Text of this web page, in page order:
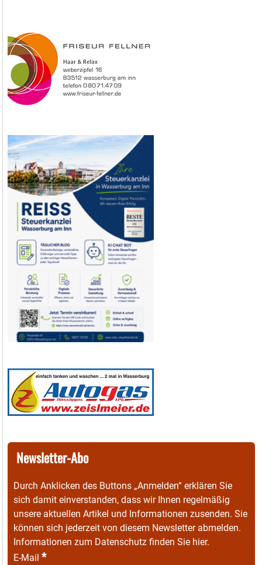
Newsletter-Abo
Durch Anklicken des Buttons „Anmelden“ erklären Sie
sich damit einverstanden, dass wir Ihnen regelmäßig
unsere aktuellen Artikel und Informationen zusenden. Sie
können sich jederzeit von diesem Newsletter abmelden.
Informationen zum Datenschutz finden Sie hier.
E-Mail *